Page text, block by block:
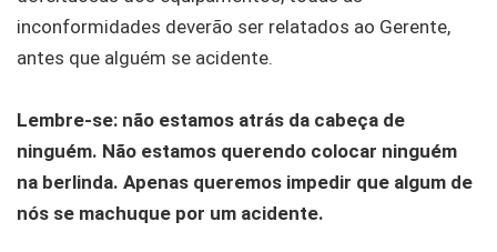
inconformidades deverão ser relatados ao Gerente,
antes que alguém se acidente.
Lembre-se: não estamos atrás da cabeça de
ninguém. Não estamos querendo colocar ninguém
na berlinda. Apenas queremos impedir que algum de
nós se machuque por um acidente.